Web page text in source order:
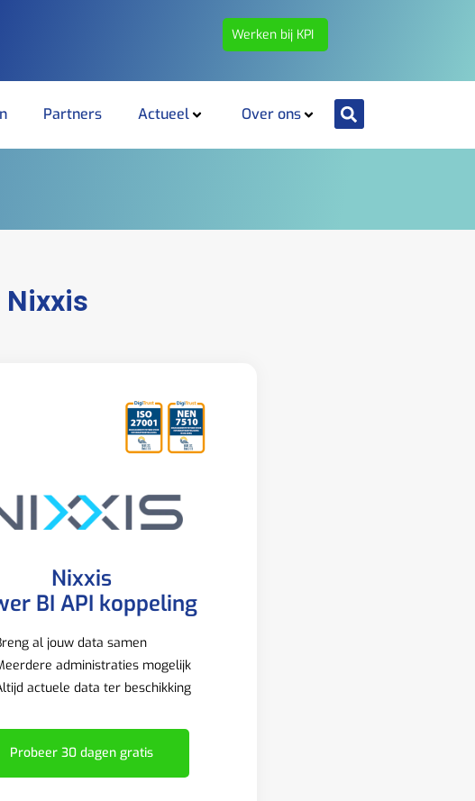
Werken bij KPI
Partners Actueel Over ons
Nixxis
Nixxis
BI API koppeling
al jouw data samen
administraties mogelijk
actuele data ter beschikking
Probeer 30 dagen gratis